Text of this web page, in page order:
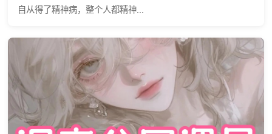
自从得了精神病，整个人都精神...